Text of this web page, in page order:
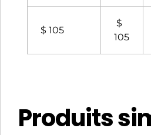
$ 105
$
105
Produits